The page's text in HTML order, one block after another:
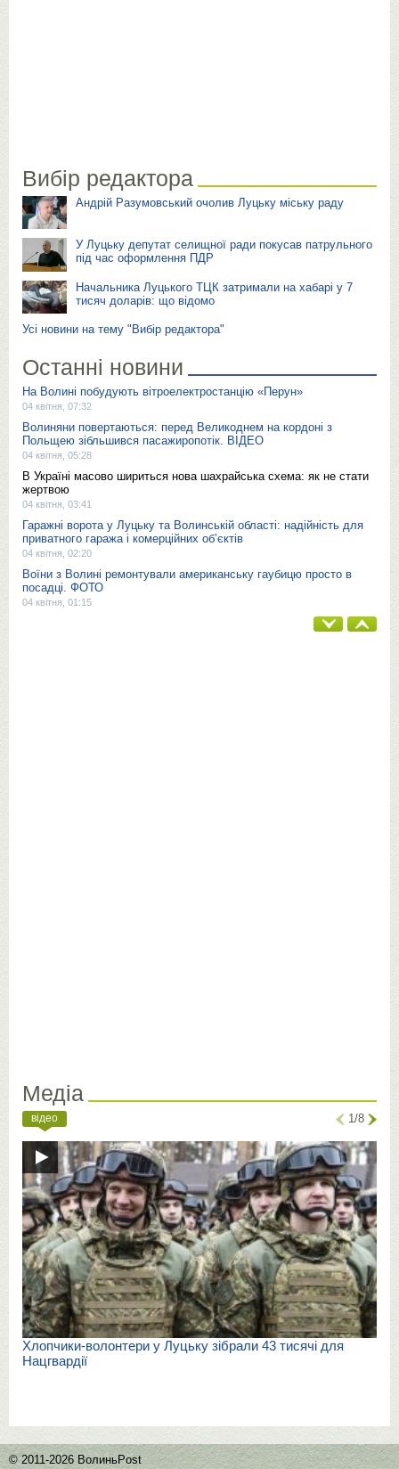
Вибір редактора
Андрій Разумовський очолив Луцьку міську раду
У Луцьку депутат селищної ради покусав патрульного
під час оформлення ПДР
Начальника Луцького ТЦК затримали на хабарі у 7
тисяч доларів: що відомо
Усі новини на тему "Вибір редактора"
Останні новини
На Волині побудують вітроелектростанцію «Перун»
04 квітня, 07:32
Волиняни повертаються: перед Великоднем на кордоні з
Польщею зібльшився пасажиропотік. ВІДЕО
04 квітня, 05:28
В Україні масово шириться нова шахрайська схема: як не стати
жертвою
04 квітня, 03:41
Гаражні ворота у Луцьку та Волинській області: надійність для
приватного гаража і комерційних об’єктів
04 квітня, 02:20
Воїни з Волині ремонтували американську гаубицю просто в
посадці. ФОТО
04 квітня, 01:15
Медіа
відео 1/8
Хлопчики-волонтери у Луцьку зібрали 43 тисячі для
Нацгвардії
© 2011-2026 ВолиньPost